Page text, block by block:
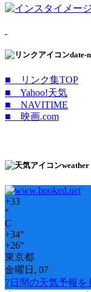
date-
■ リンク集TOP
■ Yahoo!天気
■ NAVITIME
■ 映画.com
weather
+33
°
C
+34°
+26°
東京都
金曜日, 07
7日間の天気予報を